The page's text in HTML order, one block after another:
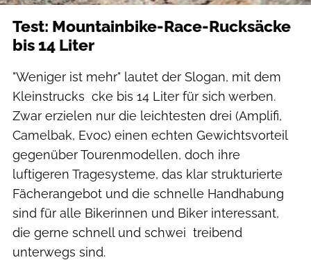
Test: Mountainbike-Race-Rucksäcke
bis 14 Liter
"Weniger ist mehr" lautet der Slogan, mit dem
Kleinstrucks cke bis 14 Liter für sich werben.
Zwar erzielen nur die leichtesten drei (Amplifi,
Camelbak, Evoc) einen echten Gewichtsvorteil
gegenüber Tourenmodellen, doch ihre
luftigeren Tragesysteme, das klar strukturierte
Fächerangebot und die schnelle Handhabung
sind für alle Bikerinnen und Biker interessant,
die gerne schnell und schwei treibend
unterwegs sind.